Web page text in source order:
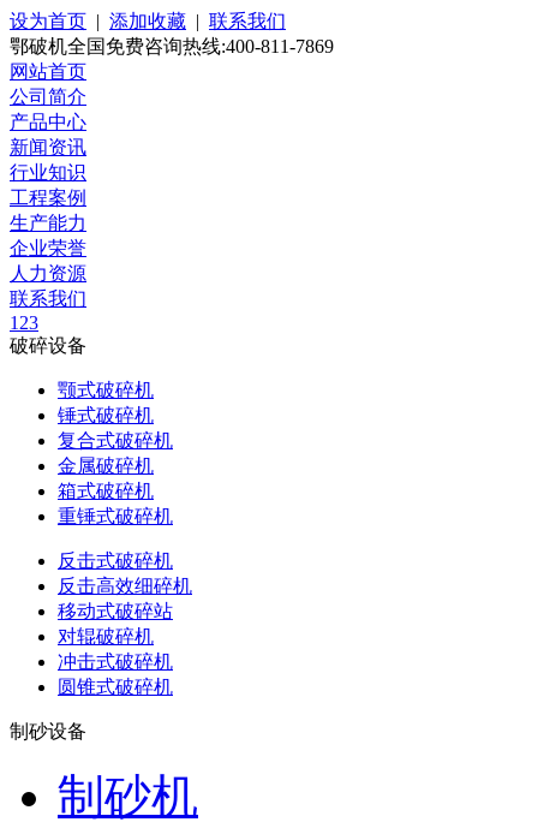
设为首页 | 添加收藏 | 联系我们
鄂破机全国免费咨询热线:400-811-7869
网站首页
公司简介
产品中心
新闻资讯
行业知识
工程案例
生产能力
企业荣誉
人力资源
联系我们
1 23
破碎设备
颚式破碎机
锤式破碎机
复合式破碎机
金属破碎机
箱式破碎机
重锤式破碎机
反击式破碎机
反击高效细碎机
移动式破碎站
对辊破碎机
冲击式破碎机
圆锥式破碎机
制砂设备
制砂机